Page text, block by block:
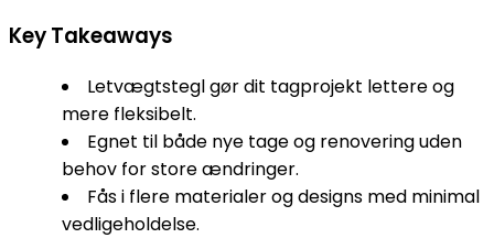
Key Takeaways
Letvægtstegl gør dit tagprojekt lettere og
mere fleksibelt.
Egnet til både nye tage og renovering uden
behov for store ændringer.
Fås i flere materialer og designs med minimal
vedligeholdelse.